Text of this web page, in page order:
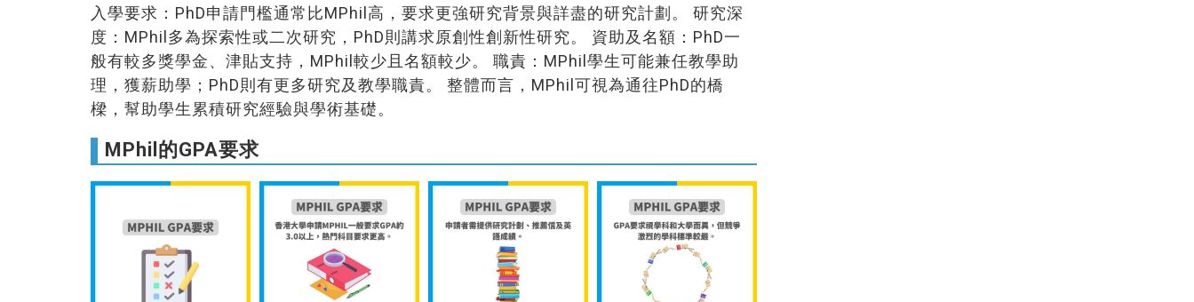
入學要求：PhD申請門檻通常比MPhil高，要求更強研究背景與詳盡的研究計劃。 研究深
度：MPhil多為探索性或二次研究，PhD則講求原創性創新性研究。 資助及名額：PhD一
般有較多獎學金、津貼支持，MPhil較少且名額較少。 職責：MPhil學生可能兼任教學助
理，獲薪助學；PhD則有更多研究及教學職責。 整體而言，MPhil可視為通往PhD的橋
樑，幫助學生累積研究經驗與學術基礎。
MPhil的GPA要求